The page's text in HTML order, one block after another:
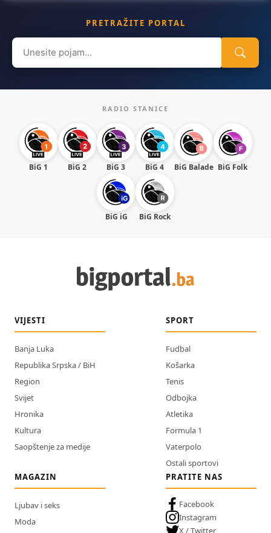
PRETRAŽITE PORTAL
Search
for:
RADIO STANICE
BiG 1 BiG 2 BiG 3 BiG 4 BiG Balade BiG Folk
BiG iG BiG Rock
VIJESTI
Banja Luka
Republika Srpska / BiH
Region
Svijet
Hronika
Kultura
Saopštenje za medije
SPORT
Fudbal
Košarka
Tenis
Odbojka
Atletika
Formula 1
Vaterpolo
Ostali sportovi
MAGAZIN
Ljubav i seks
Moda
PRATITE NAS
Facebook
Instagram
X / Twitter